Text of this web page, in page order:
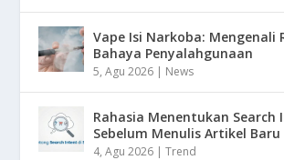
Vape Isi Narkoba: Mengenali
Bahaya Penyalahgunaan
5, Agu 2026 | News
Rahasia Menentukan Search
Sebelum Menulis Artikel Baru
4, Agu 2026 |Trend